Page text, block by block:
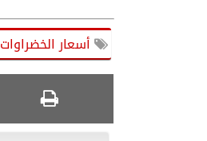
أسعار الخضراوات